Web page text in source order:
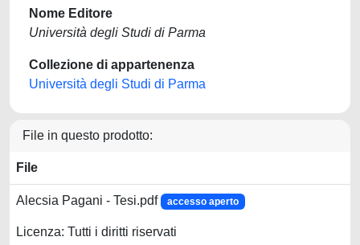
Nome Editore
Università degli Studi di Parma
Collezione di appartenenza
Università degli Studi di Parma
File in questo prodotto:
File
Alecsia Pagani - Tesi.pdf accesso aperto
Licenza: Tutti i diritti riservati